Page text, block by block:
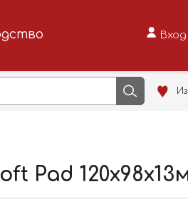
Вход
Pad